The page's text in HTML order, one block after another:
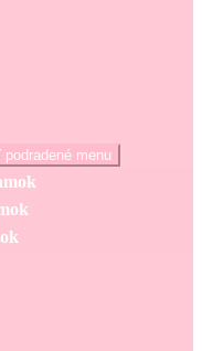
podradené menu